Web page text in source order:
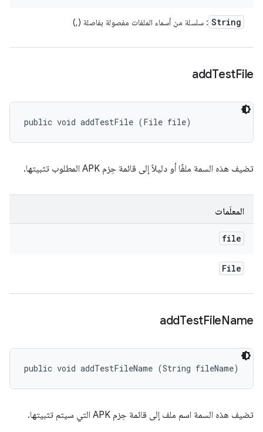
String : سلسلة من أسماء الملفات مفصولة بفاصلة (,)
addTestFile
public void addTestFile (File file)
تضيف هذه السمة ملفًا أو دليلاً إلى قائمة حِزم APK المطلوب تثبيتها.
المعلَمات
file
File
addTestFileName
public void addTestFileName (String fileName)
تضيف هذه السمة اسم ملف إلى قائمة حِزم APK التي سيتم تثبيتها.